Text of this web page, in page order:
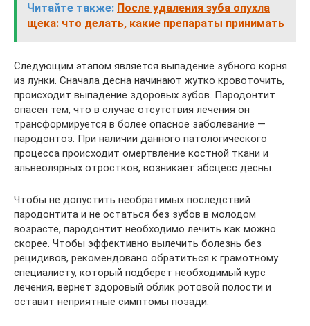
Читайте также: После удаления зуба опухла
щека: что делать, какие препараты принимать
Следующим этапом является выпадение зубного корня
из лунки. Сначала десна начинают жутко кровоточить,
происходит выпадение здоровых зубов. Пародонтит
опасен тем, что в случае отсутствия лечения он
трансформируется в более опасное заболевание —
пародонтоз. При наличии данного патологического
процесса происходит омертвление костной ткани и
альвеолярных отростков, возникает абсцесс десны.
Чтобы не допустить необратимых последствий
пародонтита и не остаться без зубов в молодом
возрасте, пародонтит необходимо лечить как можно
скорее. Чтобы эффективно вылечить болезнь без
рецидивов, рекомендовано обратиться к грамотному
специалисту, который подберет необходимый курс
лечения, вернет здоровый облик ротовой полости и
оставит неприятные симптомы позади.